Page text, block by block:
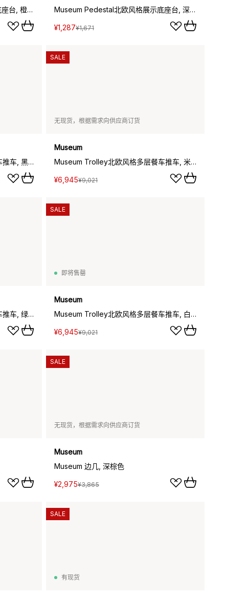
Museum Pedestal北欧风格展示底座台, 橙色_15x15x30cm
Museum Pedestal北欧风格展示底座台, 深棕色_15x15x30cm
¥1,287¥1,671
Museum Trolley北欧风格多层餐车推车, 黑色_74.5x77.5x24cm
无现货，根据需求向供应商订货
Museum
Museum Trolley北欧风格多层餐车推车, 米色_74.5x77.5x24cm
¥6,945¥9,021
SALE
Museum Trolley北欧风格多层餐车推车, 绿色_74.5x77.5x24cm
即将售罄
Museum
Museum Trolley北欧风格多层餐车推车, 白色_74.5x77.5x24cm
¥6,945¥9,021
SALE
无现货，根据需求向供应商订货
Museum
Museum 边几, 深棕色
¥2,975¥3,865
SALE
有现货
SALE